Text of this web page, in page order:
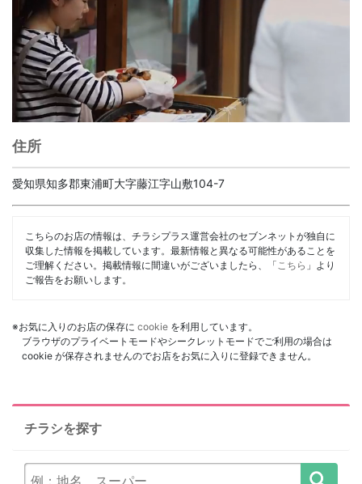
住所
愛知県知多郡東浦町大字藤江字山敷104-7
こちらのお店の情報は、チラシプラス運営会社のセブンネットが独自に
収集した情報を掲載しています。最新情報と異なる可能性があることを
ご理解ください。掲載情報に間違いがございましたら、「 こちら 」より
ご報告をお願いします。
※お気に入りのお店の保存に cookie を利用しています。
ブラウザのプライベートモードやシークレットモードでご利用の場合は
cookie が保存されませんのでお店をお気に入りに登録できません。
チラシを探す